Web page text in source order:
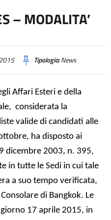
– MODALITA’
Tipologia:News
Affari Esteri e della
considerata la
valide di candidati alle
ha disposto ai
dicembre 2003, n. 395,
in tutte le Sedi in cui tale
a suo tempo verificata,
di Bangkok. Le
17 aprile 2015, in